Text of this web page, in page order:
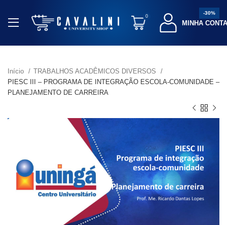
0
MINHA CONTA
Início
TRABALHOS ACADÊMICOS DIVERSOS
PIESC III – PROGRAMA DE INTEGRAÇÃO ESCOLA-COMUNIDADE –
PLANEJAMENTO DE CARREIRA
-30%